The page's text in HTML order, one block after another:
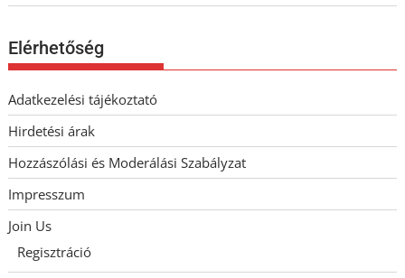
Elérhetőség
Adatkezelési tájékoztató
Hirdetési árak
Hozzászólási és Moderálási Szabályzat
Impresszum
Join Us
Regisztráció